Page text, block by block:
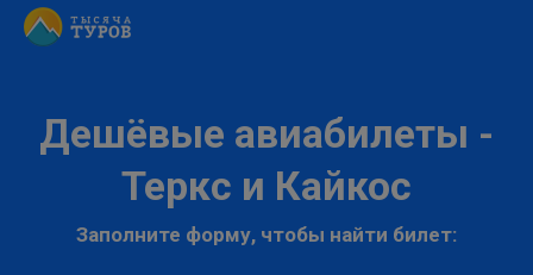
Дешёвые авиабилеты -
Теркс и Кайкос
Заполните форму, чтобы найти билет: